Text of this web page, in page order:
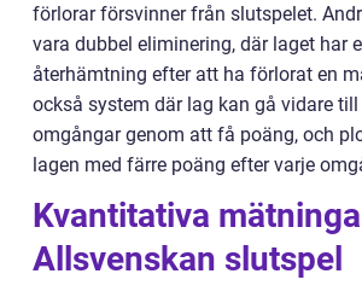
förlorar försvinner från slutspelet.
vara dubbel eliminering, där laget har
återhämtning efter att ha förlorat en
också system där lag kan gå vidare
omgångar genom att få poäng, och
lagen med färre poäng efter varje
Kvantitativa
Allsvenskan slutspel